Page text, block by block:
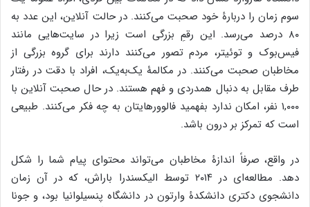
سوم زمان را دربارۀ خود صحبت می‌کنند. در حالت آنلاین، این عدد به
۸۰ درصد می‌رسد. این رقمِ بزرگی است زیرا در سایت‌هایی مانند
فیس‌بوک و توئیتر، مردم تصور می‌کنند دارند برای گروه بزرگی از
مخاطبان صحبت می‌کنند. در مکالمۀ یک‌به‌یک، افراد با دقت در رفتار
طرف مقابل به دنبال همدردی و فهم هستند. در حال صحبت آنلاین با
۱,۰۰۰ نفر، امکان ندارد بفهمید فالوورهایتان به چه فکر می‌کنند. طبیعی
است که تمرکز بر درون باشد.
در واقع، صرفاً اندازۀ مخاطبان می‌تواند محتوای پیام شما را شکل
دهد. مطالعه‌ای در ۲۰۱۴ توسط الیکسندرا باراش، که در آن زمان
دانشجوی دکتری دانشکدۀ وارتون در دانشگاه پنسیلوانیا بود، و جونا